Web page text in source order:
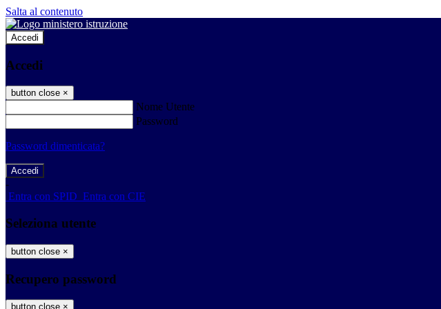
Salta al contenuto
Accedi
Accedi
button close ×
Nome Utente
Password
Password dimenticata?
-
Entra con SPID Entra con CIE
Seleziona utente
button close ×
Recupero password
button close ×